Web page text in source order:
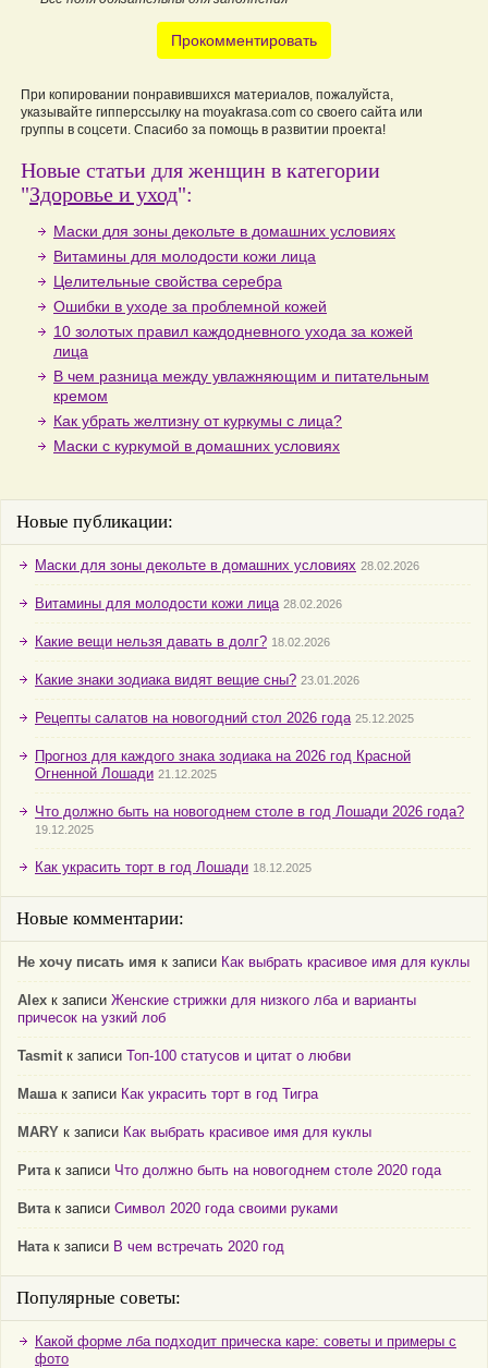
Прокомментировать
При копировании понравившихся материалов, пожалуйста,
указывайте гипперссылку на moyakrasa.com со своего сайта или
группы в соцсети. Спасибо за помощь в развитии проекта!
Новые статьи для женщин в категории
"Здоровье и уход":
Маски для зоны декольте в домашних условиях
Витамины для молодости кожи лица
Целительные свойства серебра
Ошибки в уходе за проблемной кожей
10 золотых правил каждодневного ухода за кожей
лица
В чем разница между увлажняющим и питательным
кремом
Как убрать желтизну от куркумы с лица?
Маски с куркумой в домашних условиях
Новые публикации:
Маски для зоны декольте в домашних условиях 28.02.2026
Витамины для молодости кожи лица 28.02.2026
Какие вещи нельзя давать в долг? 18.02.2026
Какие знаки зодиака видят вещие сны? 23.01.2026
Рецепты салатов на новогодний стол 2026 года 25.12.2025
Прогноз для каждого знака зодиака на 2026 год Красной
Огненной Лошади 21.12.2025
Что должно быть на новогоднем столе в год Лошади 2026 года?
19.12.2025
Как украсить торт в год Лошади 18.12.2025
Новые комментарии:
Не хочу писать имя к записи Как выбрать красивое имя для куклы
Alex к записи Женские стрижки для низкого лба и варианты
причесок на узкий лоб
Tasmit к записи Топ-100 статусов и цитат о любви
Машак записи Как украсить торт в год Тигра
MARY к записи Как выбрать красивое имя для куклы
Ритак записи Что должно быть на новогоднем столе 2020 года
Витак записи Символ 2020 года своими руками
Натак записи В чем встречать 2020 год
Популярные советы:
Какой форме лба подходит прическа каре: советы и примеры с
фото